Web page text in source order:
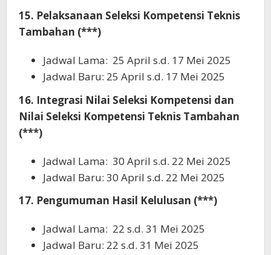
15. Pelaksanaan Seleksi Kompetensi Teknis
Tambahan (***)
Jadwal Lama: 25 April s.d. 17 Mei 2025
Jadwal Baru: 25 April s.d. 17 Mei 2025
16. Integrasi Nilai Seleksi Kompetensi dan
Nilai Seleksi Kompetensi Teknis Tambahan
(***)
Jadwal Lama: 30 April s.d. 22 Mei 2025
Jadwal Baru: 30 April s.d. 22 Mei 2025
17. Pengumuman Hasil Kelulusan (***)
Jadwal Lama: 22 s.d. 31 Mei 2025
Jadwal Baru: 22 s.d. 31 Mei 2025